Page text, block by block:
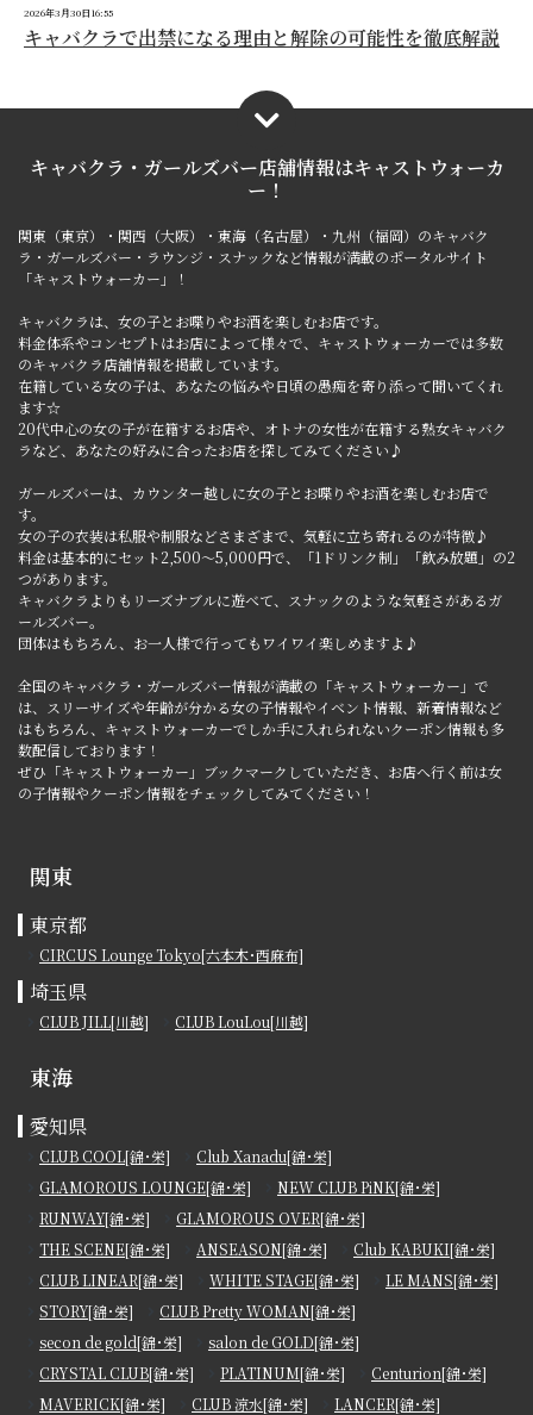
2026年3月30日16:55
キャバクラで出禁になる理由と解除の可能性を徹底解説
キャバクラ・ガールズバー店舗情報はキャストウォーカ
ー！
関東（東京）・関西（大阪）・東海（名古屋）・九州（福岡）のキャバク
ラ・ガールズバー・ラウンジ・スナックなど情報が満載のポータルサイト
「キャストウォーカー」！
キャバクラは、女の子とお喋りやお酒を楽しむお店です。
料金体系やコンセプトはお店によって様々で、キャストウォーカーでは多数
のキャバクラ店舗情報を掲載しています。
在籍している女の子は、あなたの悩みや日頃の愚痴を寄り添って聞いてくれ
ます☆
20代中心の女の子が在籍するお店や、オトナの女性が在籍する熟女キャバク
ラなど、あなたの好みに合ったお店を探してみてください♪
ガールズバーは、カウンター越しに女の子とお喋りやお酒を楽しむお店で
す。
女の子の衣装は私服や制服などさまざまで、気軽に立ち寄れるのが特徴♪
料金は基本的にセット2,500～5,000円で、「1ドリンク制」「飲み放題」の2
つがあります。
キャバクラよりもリーズナブルに遊べて、スナックのような気軽さがあるガ
ールズバー。
団体はもちろん、お一人様で行ってもワイワイ楽しめますよ♪
全国のキャバクラ・ガールズバー情報が満載の「キャストウォーカー」で
は、スリーサイズや年齢が分かる女の子情報やイベント情報、新着情報など
はもちろん、キャストウォーカーでしか手に入れられないクーポン情報も多
数配信しております！
ぜひ「キャストウォーカー」ブックマークしていただき、お店へ行く前は女
の子情報やクーポン情報をチェックしてみてください！
関東
東京都
CIRCUS Lounge Tokyo[六本木･西麻布]
埼玉県
CLUB JILL[川越] CLUB LouLou[川越]
東海
愛知県
CLUB COOL[錦･栄]
Club Xanadu[錦･栄]
GLAMOROUS LOUNGE[錦･栄]
NEW CLUB PiNK[錦･栄]
RUNWAY[錦･栄]
GLAMOROUS OVER[錦･栄]
THE SCENE[錦･栄]
ANSEASON[錦･栄]
Club KABUKI[錦･栄]
CLUB LINEAR[錦･栄]
WHITE STAGE[錦･栄]
LE MANS[錦･栄]
STORY[錦･栄]
CLUB Pretty WOMAN[錦･栄]
secon de gold[錦･栄]
salon de GOLD[錦･栄]
CRYSTAL CLUB[錦･栄]
PLATINUM[錦･栄]
Centurion[錦･栄]
MAVERICK[錦･栄]
CLUB 涼水[錦･栄]
LANCER[錦･栄]